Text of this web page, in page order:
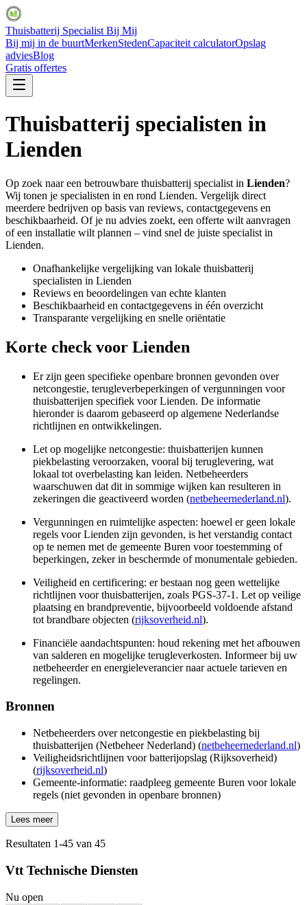
Thuisbatterij Specialist Bij Mij
Bij mij in de buurtMerkenStedenCapaciteit calculatorOpslag
adviesBlog
Gratis offertes
Thuisbatterij specialisten in
Lienden
Op zoek naar een betrouwbare thuisbatterij specialist in Lienden?
Wij tonen je specialisten in en rond Lienden. Vergelijk direct
meerdere bedrijven op basis van reviews, contactgegevens en
beschikbaarheid. Of je nu advies zoekt, een offerte wilt aanvragen
of een installatie wilt plannen – vind snel de juiste specialist in
Lienden.
Onafhankelijke vergelijking van lokale thuisbatterij
specialisten in Lienden
Reviews en beoordelingen van echte klanten
Beschikbaarheid en contactgegevens in één overzicht
Transparante vergelijking en snelle oriëntatie
Korte check voor Lienden
Er zijn geen specifieke openbare bronnen gevonden over
netcongestie, terugleverbeperkingen of vergunningen voor
thuisbatterijen specifiek voor Lienden. De informatie
hieronder is daarom gebaseerd op algemene Nederlandse
richtlijnen en ontwikkelingen.
Let op mogelijke netcongestie: thuisbatterijen kunnen
piekbelasting veroorzaken, vooral bij teruglevering, wat
lokaal tot overbelasting kan leiden. Netbeheerders
waarschuwen dat dit in sommige wijken kan resulteren in
zekeringen die geactiveerd worden (netbeheernederland.nl).
Vergunningen en ruimtelijke aspecten: hoewel er geen lokale
regels voor Lienden zijn gevonden, is het verstandig contact
op te nemen met de gemeente Buren voor toestemming of
beperkingen, zeker in beschermde of monumentale gebieden.
Veiligheid en certificering: er bestaan nog geen wettelijke
richtlijnen voor thuisbatterijen, zoals PGS‑37‑1. Let op veilige
plaatsing en brandpreventie, bijvoorbeeld voldoende afstand
tot brandbare objecten (rijksoverheid.nl).
Financiële aandachtspunten: houd rekening met het afbouwen
van salderen en mogelijke terugleverkosten. Informeer bij uw
netbeheerder en energieleverancier naar actuele tarieven en
regelingen.
Bronnen
Netbeheerders over netcongestie en piekbelasting bij
thuisbatterijen (Netbeheer Nederland) (netbeheernederland.nl)
Veiligheidsrichtlijnen voor batterijopslag (Rijksoverheid)
(rijksoverheid.nl)
Gemeente-informatie: raadpleeg gemeente Buren voor lokale
regels (niet gevonden in openbare bronnen)
Lees meer
Resultaten 1-45 van 45
Vtt Technische Diensten
Nu open